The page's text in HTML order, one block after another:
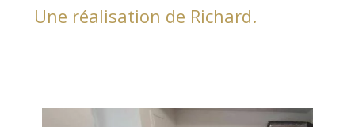
Une réalisation de Richard.